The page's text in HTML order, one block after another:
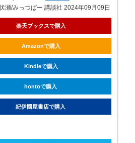
瀬/みっつばー 講談社 2024年09月09日
楽天ブックスで購入
Amazonで購入
Kindleで購入
hontoで購入
紀伊國屋書店で購入